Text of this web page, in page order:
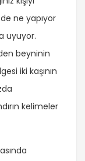
ne yapıyor
uyuyor.
beyninin
iki kaşının
kelimeler